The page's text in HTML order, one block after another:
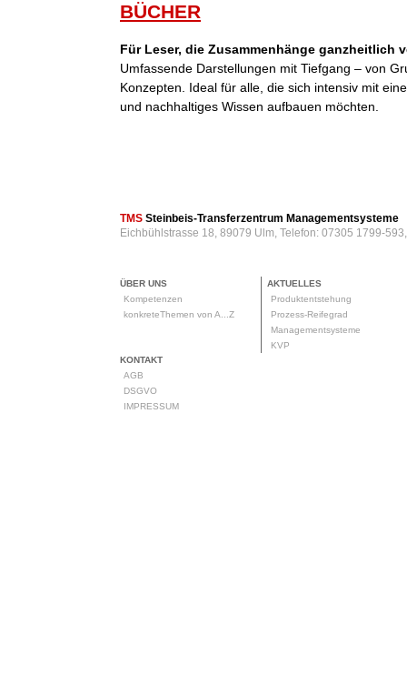
BÜCHER
Für Leser, die Zusammenhänge ganzheitlich
Umfassende Darstellungen mit Tiefgang – von
Konzepten. Ideal für alle, die sich intensiv mit
und nachhaltiges Wissen aufbauen möchten.
TMS Steinbeis-Transferzentrum Managementsysteme
Eichbühlstrasse 18, 89079 Ulm, Telefon: 07305 1799-
ÜBER UNS
Kompetenzen
konkreteThemen von A...Z
AKTUELLES
Produktentstehung
Prozess-Reifegrad
Managementsysteme
KVP
KONTAKT
AGB
DSGVO
IMPRESSUM